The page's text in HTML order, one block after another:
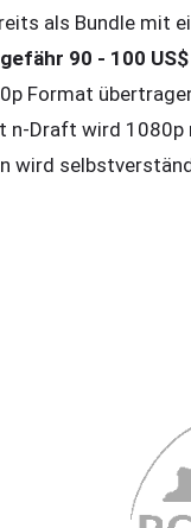
als Bundle mit
90 - 100 US$
Format
n-Draft wird 1080p
wird